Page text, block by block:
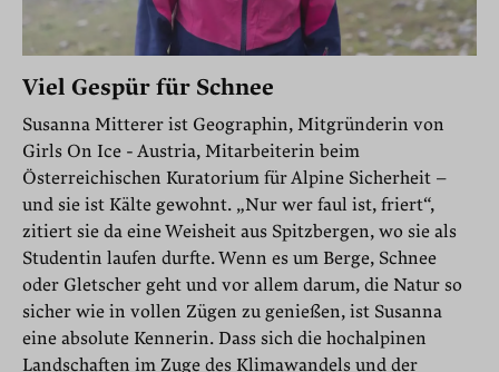
Viel Gespür für Schnee
Susanna Mitterer ist Geographin, Mitgründerin von
Girls On Ice - Austria, Mitarbeiterin beim
Österreichischen Kuratorium für Alpine Sicherheit –
und sie ist Kälte gewohnt. „Nur wer faul ist, friert“,
zitiert sie da eine Weisheit aus Spitzbergen, wo sie als
Studentin laufen durfte. Wenn es um Berge, Schnee
oder Gletscher geht und vor allem darum, die Natur so
sicher wie in vollen Zügen zu genießen, ist Susanna
eine absolute Kennerin. Dass sich die hochalpinen
Landschaften im Zuge des Klimawandels und der